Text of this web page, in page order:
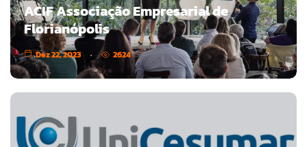
ACIF Associação Empresarial de
Florianópolis
Dez 22, 2023 2624